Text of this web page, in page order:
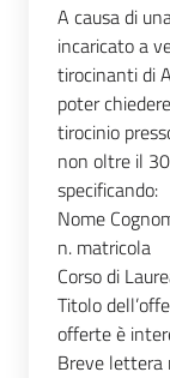
A causa di
incaricato a
tirocinanti di
poter
tirocinio
non oltre il
specificando:
Nome
n. matricola
Corso di
Titolo
offerte è
Breve lettera